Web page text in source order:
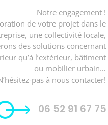
Notre engagement !
de votre projet dans le
une collectivité locale,
des solutions concernant
qu’à l’extérieur, bâtiment
ou mobilier urbain…
pas à nous contacter!
06 52 91 67 75